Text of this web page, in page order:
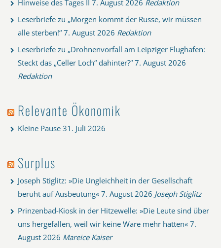
Hinweise des Tages II 7. August 2026 Redaktion
Leserbriefe zu „Morgen kommt der Russe, wir müssen
alle sterben!“ 7. August 2026 Redaktion
Leserbriefe zu „Drohnenvorfall am Leipziger Flughafen:
Steckt das „Celler Loch“ dahinter?“ 7. August 2026
Redaktion
Relevante Ökonomik
Kleine Pause 31. Juli 2026
Surplus
Joseph Stiglitz: »Die Ungleichheit in der Gesellschaft
beruht auf Ausbeutung« 7. August 2026 Joseph Stiglitz
Prinzenbad-Kiosk in der Hitzewelle: »Die Leute sind über
uns hergefallen, weil wir keine Ware mehr hatten« 7.
August 2026 Mareice Kaiser